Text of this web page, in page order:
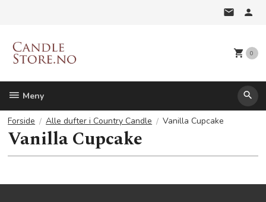
0
Meny
Forside Alle dufter i Country Candle Vanilla Cupcake
Vanilla Cupcake